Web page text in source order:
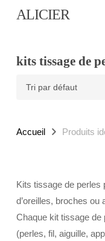
content
ALICIER
kits tissage de
Accueil Produits
Kits tissage de perles
d’oreilles, broches
Chaque kit tissage de
(perles, fil, aiguille,